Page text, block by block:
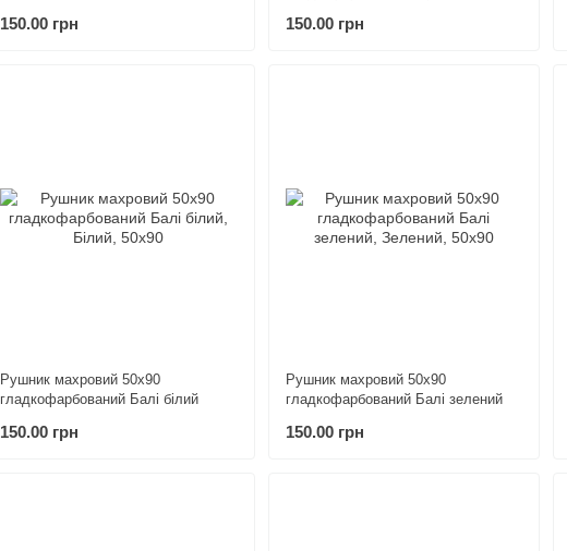
150.00 грн 150.00 грн
Рушник махровий 50х90
гладкофарбований Балі білий
150.00 грн
Рушник махровий 50х90
гладкофарбований Балі зелений
150.00 грн